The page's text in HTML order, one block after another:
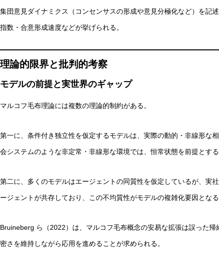
集団意見ダイナミクス（コンセンサスの形成や意見分極化など）を記
指数・合意形成速度などが挙げられる。
理論的限界と批判的考察
モデルの前提と実世界のギャップ
マルコフ毛布理論には複数の理論的制約がある。
第一に、条件付き独立性を仮定するモデルは、実際の動的・非線形な
会システムのような非定常・非線形な環境では、恒常状態を前提とす
第二に、多くのモデルはエージェントの同質性を仮定しているが、実
ージェントが共存しており、この不均質性がモデルの複雑化要因とな
Bruineberg ら（2022）は、マルコフ毛布概念の安易な拡張は誤った
密さを維持しながら応用を進めることが求められる。